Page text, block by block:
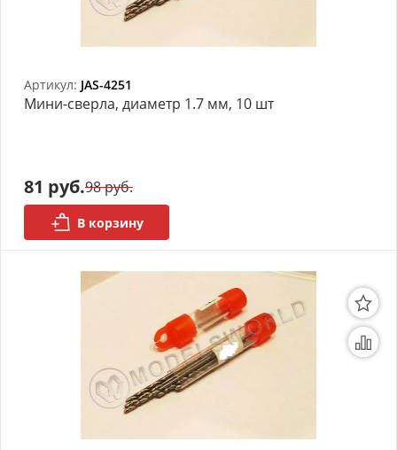
Артикул: JAS-4251
Мини-сверла, диаметр 1.7 мм, 10 шт
81 руб.98 руб.
В корзину